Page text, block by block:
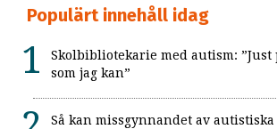
Populärt innehåll idag
Skolbibliotekarie med autism:
som jag kan”
Så kan missgynnandet av